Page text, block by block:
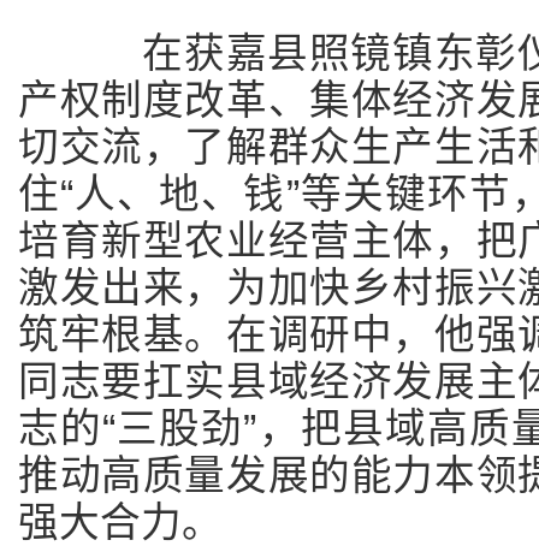
在获嘉县照镜镇东彰
产权制度改革、集体经济发
切交流，了解群众生产生活
住“人、地、钱”等关键环
培育新型农业经营主体，把
激发出来，为加快乡村振兴
筑牢根基。在调研中，他强
同志要扛实县域经济发展
志的“三股劲”，把县域高
推动高质量发展的能力本领
强大合力。